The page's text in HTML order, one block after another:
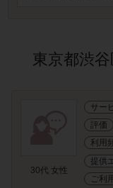
東京都渋
30代 女性
サー
評価
利用
提供
ご利